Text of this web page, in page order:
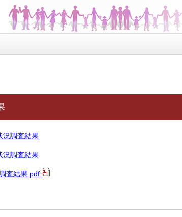
調査結果
調査結果
査結果.pdf